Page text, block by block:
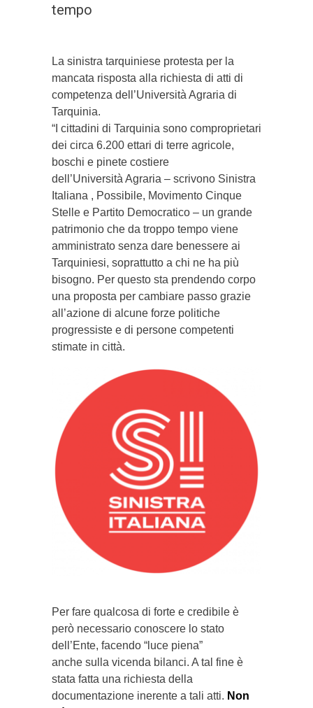
tempo
La sinistra tarquiniese protesta per la
mancata risposta alla richiesta di atti di
competenza dell’Università Agraria di
Tarquinia.
“I cittadini di Tarquinia sono comproprietari
dei circa 6.200 ettari di terre agricole,
boschi e pinete costiere
dell’Università Agraria – scrivono Sinistra
Italiana , Possibile, Movimento Cinque
Stelle e Partito Democratico – un grande
patrimonio che da troppo tempo viene
amministrato senza dare benessere ai
Tarquiniesi, soprattutto a chi ne ha più
bisogno. Per questo sta prendendo corpo
una proposta per cambiare passo grazie
all’azione di alcune forze politiche
progressiste e di persone competenti
stimate in città.
Per fare qualcosa di forte e credibile è
però necessario conoscere lo stato
dell’Ente, facendo “luce piena”
anche sulla vicenda bilanci. A tal fine è
stata fatta una richiesta della
documentazione inerente a tali atti. Non